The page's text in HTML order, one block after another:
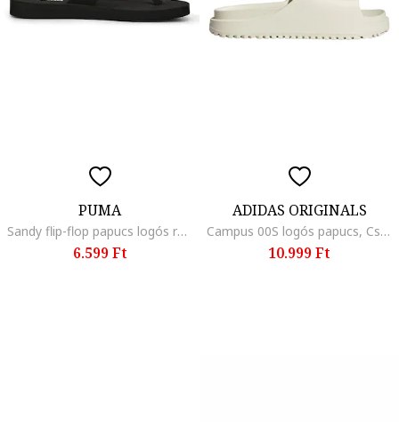
PUMA
Sandy flip-flop papucs logós részlettel, Fekete
6.599 Ft
ADIDAS ORIGINALS
Campus 00S logós papucs, Csontszín
10.999 Ft